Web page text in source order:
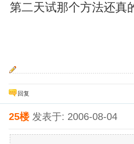
第二天试那个方法还真
节节青挺立
叶叶翠昂生
回复
25楼 发表于: 2006-08-04